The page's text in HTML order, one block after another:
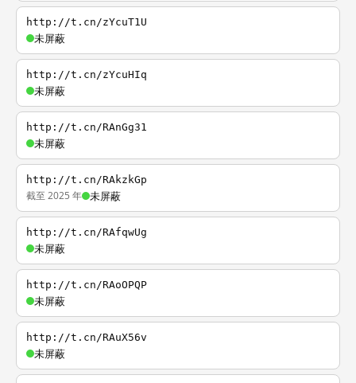
http://t.cn/zYcuT1U
未屏蔽
http://t.cn/zYcuHIq
未屏蔽
http://t.cn/RAnGg31
未屏蔽
http://t.cn/RAkzkGp
截至 2025 年 未屏蔽
http://t.cn/RAfqwUg
未屏蔽
http://t.cn/RAoOPQP
未屏蔽
http://t.cn/RAuX56v
未屏蔽